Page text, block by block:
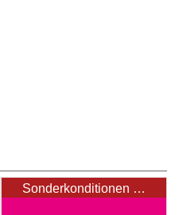
Sonderkonditionen …